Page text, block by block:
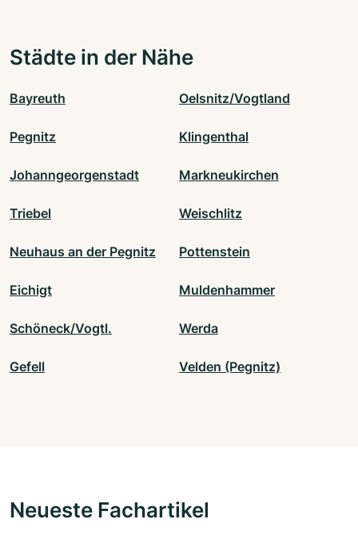
Städte in der Nähe
Bayreuth Oelsnitz/Vogtland
Pegnitz Klingenthal
Johanngeorgenstadt Markneukirchen
Triebel Weischlitz
Neuhaus an der Pegnitz Pottenstein
Eichigt Muldenhammer
Schöneck/Vogtl. Werda
Gefell Velden (Pegnitz)
Neueste Fachartikel